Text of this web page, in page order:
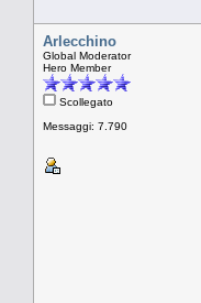
Arlecchino
Global Moderator
Hero Member
Scollegato
Messaggi: 7.790